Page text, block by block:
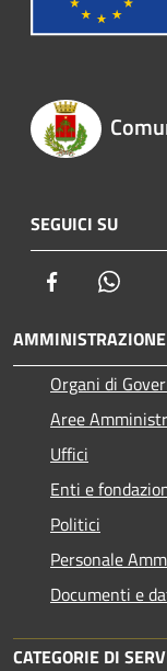
SEGUICI SU
Facebook
AMMINISTRAZIONE
Organi di
Aree
Uffici
Enti e
Politici
Personale
Documenti e
CATEGORIE DI